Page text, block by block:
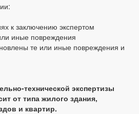
к заключению экспертом
иные повреждения
те или иные повреждения и
технической экспертизы
от типа жилого здания,
и квартир.